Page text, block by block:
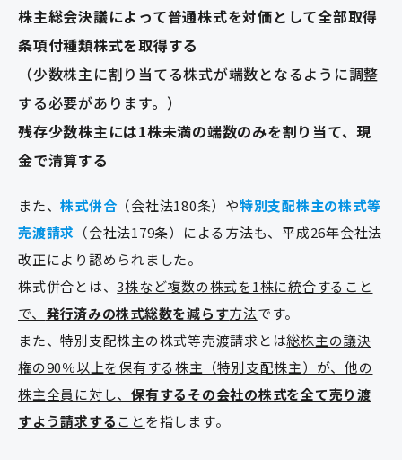
株主総会決議によって普通株式を対価として全部取得
条項付種類株式を取得する
（少数株主に割り当てる株式が端数となるように調整
する必要があります。）
残存少数株主には1株未満の端数のみを割り当て、現
金で清算する
また、株式併合 （会社法180条）や特別支配株主の株式等
売渡請求 （会社法179条）による方法も、平成26年会社法
改正により認められました。
株式併合とは、3株など複数の株式を1株に統合すること
で、 発行済みの株式総数を減らす方法です。
また、特別支配株主の株式等売渡請求とは総株主の議決
権の90％以上を保有する株主（特別支配株主）が、他の
株主全員に対し、 保有するその会社の株式を全て売り渡
すよう請求することを指します。